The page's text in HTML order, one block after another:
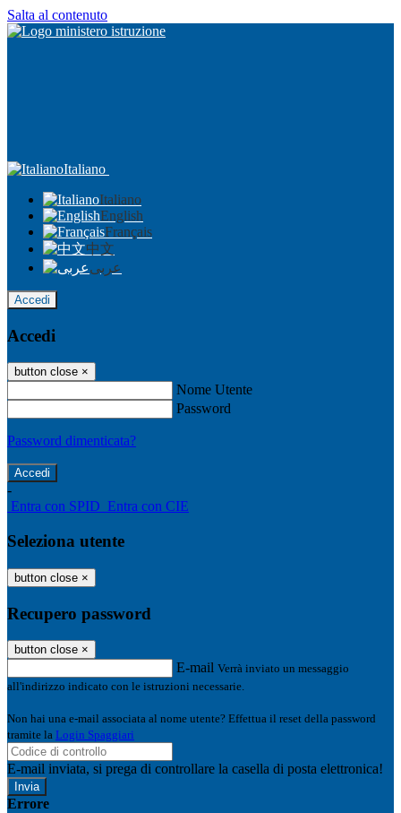
Salta al contenuto
Italiano
Italiano
English
Français
中文
عربى
Accedi
Accedi
button close ×
Nome Utente
Password
Password dimenticata?
-
Entra con SPID Entra con CIE
Seleziona utente
button close ×
Recupero password
button close ×
E-mail Verrà inviato un messaggio
all'indirizzo indicato con le istruzioni necessarie.
Non hai una e-mail associata al nome utente? Effettua il reset della password
tramite la Login Spaggiari
E-mail inviata, si prega di controllare la casella di posta elettronica!
Errore